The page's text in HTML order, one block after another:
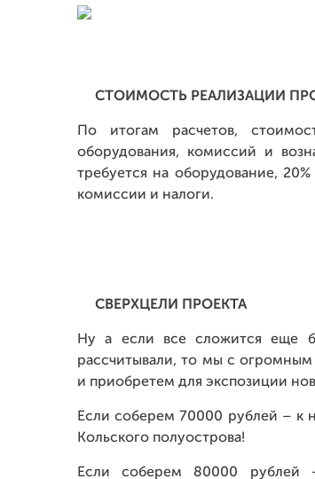
СТОИМОСТЬ РЕАЛИЗАЦИИ
По итогам расчетов,
оборудования, комиссий и
требуется на оборудование,
комиссии и налоги.
СВЕРХЦЕЛИ ПРОЕКТА
Ну а если все сложится еще
рассчитывали, то мы с
и приобретем для экспозиции
Если соберем 70000 рублей – к
Кольского полуострова!
Если соберем 80000 рублей